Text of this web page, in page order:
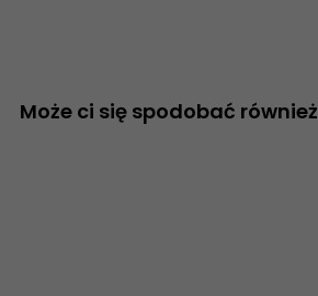
Może ci się spodobać również